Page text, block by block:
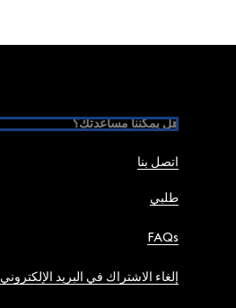
هل يمكننا مساعدتك؟
اتصل بنا
طلبي
FAQs
إلغاء الاشتراك في البريد الإلكتروني